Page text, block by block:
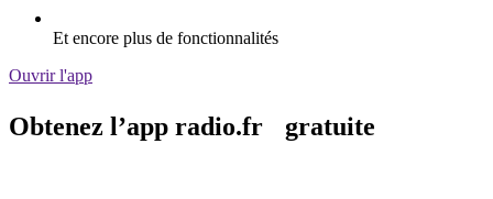
Et encore plus de fonctionnalités
Ouvrir l'app
Obtenez l’app radio.fr gratuite